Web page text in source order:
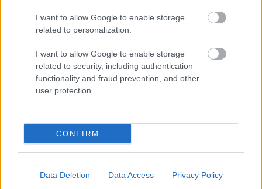
I want to allow Google to enable storage
related to personalization.
I want to allow Google to enable storage
related to security, including authentication
functionality and fraud prevention, and other
user protection.
CONFIRM
Data Deletion Data Access Privacy Policy
ΔΕΙΤΕ ΕΠΙΣΗΣ